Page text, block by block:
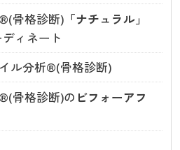
骨格診断) 「ナチュラル」
ィネート
ル分析®(骨格診断)
骨格診断)の ビフォーアフ